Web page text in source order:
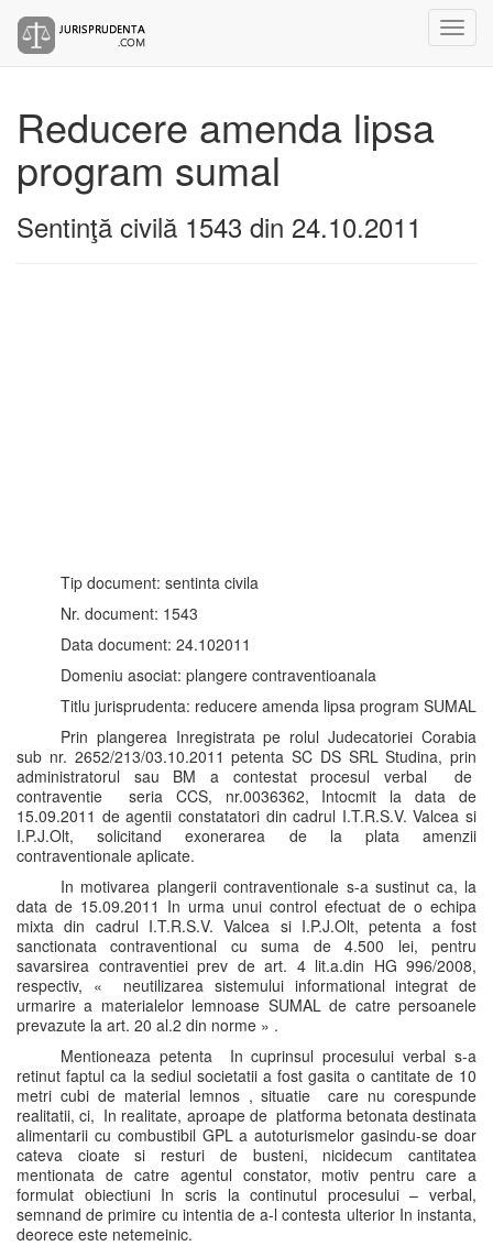
Reducere amenda lipsa
program sumal
Sentinţă civilă 1543 din 24.10.2011
Tip document: sentinta civila
Nr. document: 1543
Data document: 24.102011
Domeniu asociat: plangere contraventioanala
Titlu jurisprudenta: reducere amenda lipsa program SUMAL
Prin plangerea Inregistrata pe rolul Judecatoriei Corabia
sub nr. 2652/213/03.10.2011 petenta SC DS SRL Studina, prin
administratorul sau BM a contestat procesul verbal de
contraventie seria CCS, nr.0036362, Intocmit la data de
15.09.2011 de agentii constatatori din cadrul I.T.R.S.V. Valcea si
I.P.J.Olt, solicitand exonerarea de la plata amenzii
contraventionale aplicate.
In motivarea plangerii contraventionale s-a sustinut ca, la
data de 15.09.2011 In urma unui control efectuat de o echipa
mixta din cadrul I.T.R.S.V. Valcea si I.P.J.Olt, petenta a fost
sanctionata contraventional cu suma de 4.500 lei, pentru
savarsirea contraventiei prev de art. 4 lit.a.din HG 996/2008,
respectiv, « neutilizarea sistemului informational integrat de
urmarire a materialelor lemnoase SUMAL de catre persoanele
prevazute la art. 20 al.2 din norme » .
Mentioneaza petenta In cuprinsul procesului verbal s-a
retinut faptul ca la sediul societatii a fost gasita o cantitate de 10
metri cubi de material lemnos , situatie care nu corespunde
realitatii, ci, In realitate, aproape de platforma betonata destinata
alimentarii cu combustibil GPL a autoturismelor gasindu-se doar
cateva cioate si resturi de busteni, nicidecum cantitatea
mentionata de catre agentul constator, motiv pentru care a
formulat obiectiuni In scris la continutul procesului – verbal,
semnand de primire cu intentia de a-l contesta ulterior In instanta,
deorece este netemeinic.